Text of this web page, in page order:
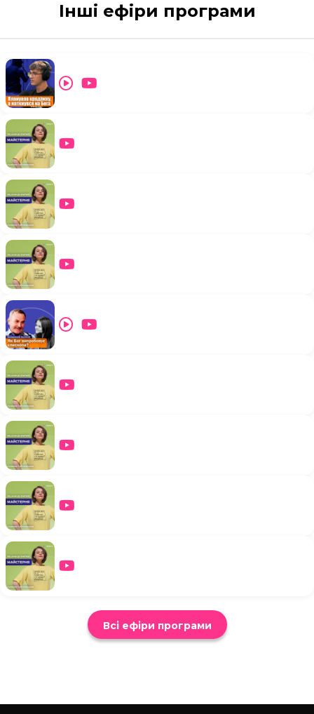
Інші ефіри програми
Всі ефіри програми